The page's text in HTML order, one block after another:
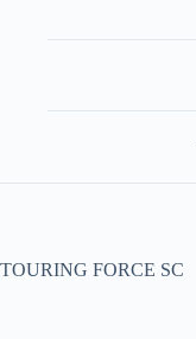
TOURING FORCE SC